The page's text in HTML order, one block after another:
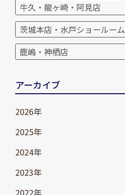
牛久・龍ヶ崎・阿見店
茨城本店・水戸ショールーム
鹿嶋・神栖店
アーカイブ
2026年
2025年
2024年
2023年
2022年